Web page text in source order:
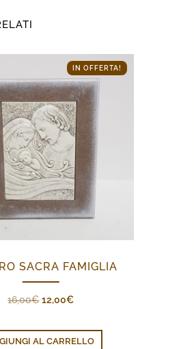
IN OFFERTA!
SACRA FAMIGLIA
16,00€ Il
originale
era:
12,00€Il
attuale
è:
AL CARRELLO